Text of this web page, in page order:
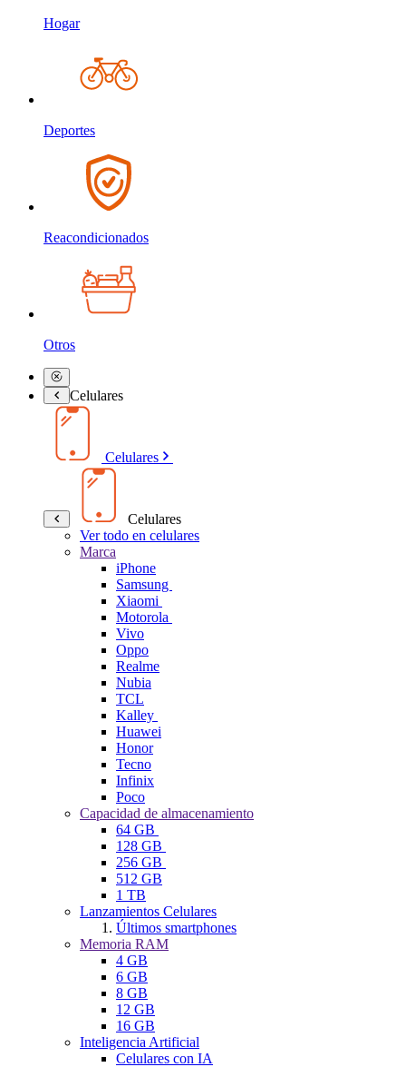
Hogar
Deportes
Reacondicionados
Otros
Celulares
Celulares
Celulares
Ver todo en celulares
Marca
iPhone
Samsung
Xiaomi
Motorola
Vivo
Oppo
Realme
Nubia
TCL
Kalley
Huawei
Honor
Tecno
Infinix
Poco
Capacidad de almacenamiento
64 GB
128 GB
256 GB
512 GB
1 TB
Lanzamientos Celulares
Últimos smartphones
Memoria RAM
4 GB
6 GB
8 GB
12 GB
16 GB
Inteligencia Artificial
Celulares con IA